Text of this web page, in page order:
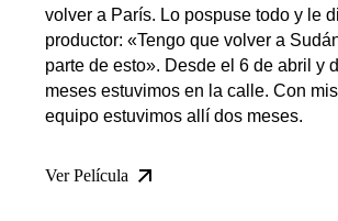
volver a París. Lo pospuse todo y le
productor: «Tengo que volver a
parte de esto». Desde el 6 de abril y
meses estuvimos en la calle. Con
equipo estuvimos allí dos meses.
Ver Película